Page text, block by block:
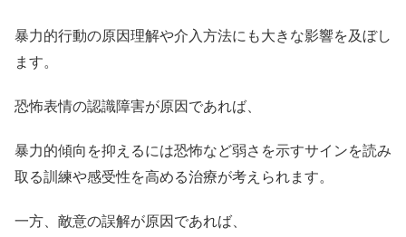
暴力的行動の原因理解や介入方法にも大きな影響を及ぼし
ます。
恐怖表情の認識障害が原因であれば、
暴力的傾向を抑えるには恐怖など弱さを示すサインを読み
取る訓練や感受性を高める治療が考えられます。
一方、敵意の誤解が原因であれば、